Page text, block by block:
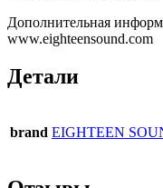
Дополнительная
www.eighteensound.com
Детали
brand EIGHTEEN